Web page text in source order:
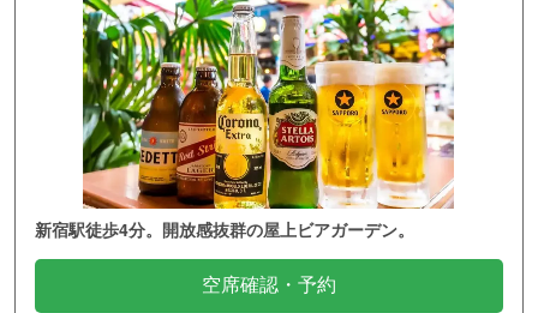
新宿駅徒歩4分。開放感抜群の屋上ビアガーデン。
空席確認・予約